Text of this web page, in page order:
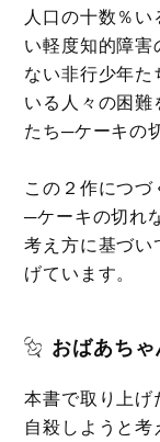
人口の十数％
い軽度知的障
ない非行少年
いる人々の困
たち─ケーキの
この２作につ
─ケーキの切れ
考え方に基づ
げています。
おばあち
本書で取り上げ
自殺しようと考